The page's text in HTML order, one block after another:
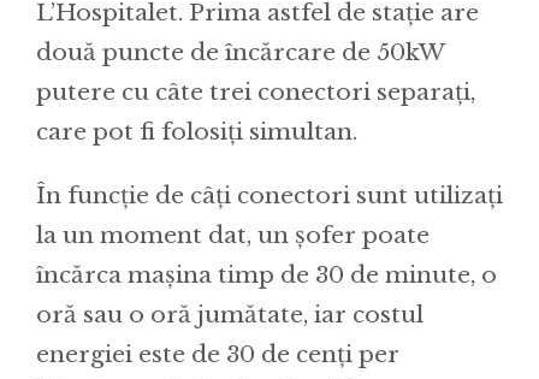
L’Hospitalet. Prima astfel de stație are
două puncte de încărcare de 50kW
putere cu câte trei conectori separați,
care pot fi folosiți simultan.
În funcție de câți conectori sunt utilizați
la un moment dat, un șofer poate
încărca mașina timp de 30 de minute, o
oră sau o oră jumătate, iar costul
energiei este de 30 de cenți per